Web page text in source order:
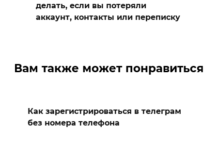
делать, если вы потеряли
аккаунт, контакты или переписку
Вам также может понравиться
Как зарегистрироваться в телеграм
без номера телефона